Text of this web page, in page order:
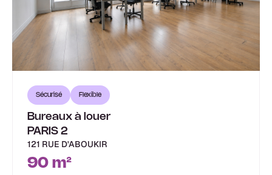
Sécurisé Flexible
Bureaux à louer
PARIS 2
121 RUE D'ABOUKIR
90 m²